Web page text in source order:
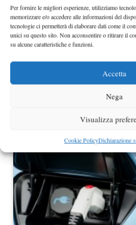
Per fornire le migliori esperienze, utilizziamo
memorizzare e/o accedere alle informazioni del
tecnologie ci permetterà di elaborare dati come il
unici su questo sito. Non acconsentire o ritirare il
su alcune caratteristiche e funzioni.
Accetta
Nega
Visualizza
Cookie PolicyDichiarazione
Gpl e metano